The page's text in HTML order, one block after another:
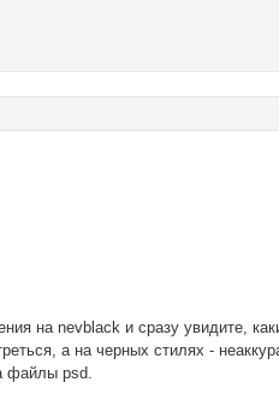
на nevblack и сразу увидите,
а на черных стилях -
файлы psd.